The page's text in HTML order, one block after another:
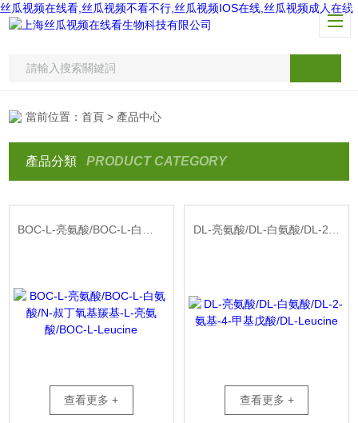
丝瓜视频在线看,丝瓜视频不看不行,丝瓜视频IOS在线,丝瓜视频成人在线
當前位置：首頁 > 產品中心
產品分類 PRODUCT CATEGORY
BOC-L-亮氨酸/BOC-L-白氨酸/N-叔丁氧基羰基-L-亮氨酸/BOC-L-Leucine
查看更多 +
DL-亮氨酸/DL-白氨酸/DL-2-氨基-4-甲基戊酸/DL-Leucine
查看更多 +